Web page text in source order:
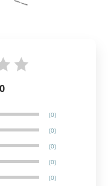
0
(0)
(0)
(0)
(0)
(0)